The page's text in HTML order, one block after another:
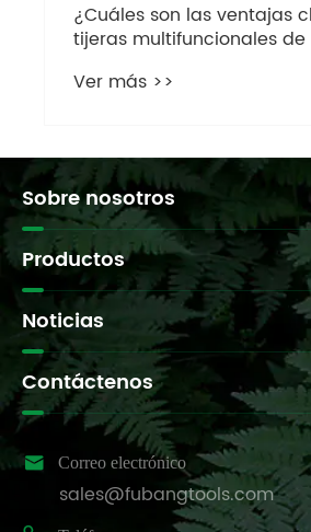
¿Cuáles son las ventajas
tijeras multifuncionales
Ver más >>
Sobre nosotros
Productos
Noticias
Contáctenos
 Correo electrónico
sales@fubangtools.com